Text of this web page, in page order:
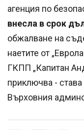
агенция по
внесла в срок
обжалване на
наетите от
ГКПП „Капитан
приключва -
Върховния